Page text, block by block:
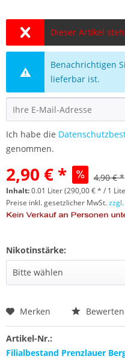
Dieser Artikel
Benachrichtigen
lieferbar ist.
Ich habe die
genommen.
2,90 € * 4,90 € *
Inhalt:0.01 Liter (290,00 € * / 1
Preise inkl. gesetzlicher MwSt.
Nikotinstärke:
Merken Bewerten
Artikel-Nr.:
Filialbestand Prenzlauer